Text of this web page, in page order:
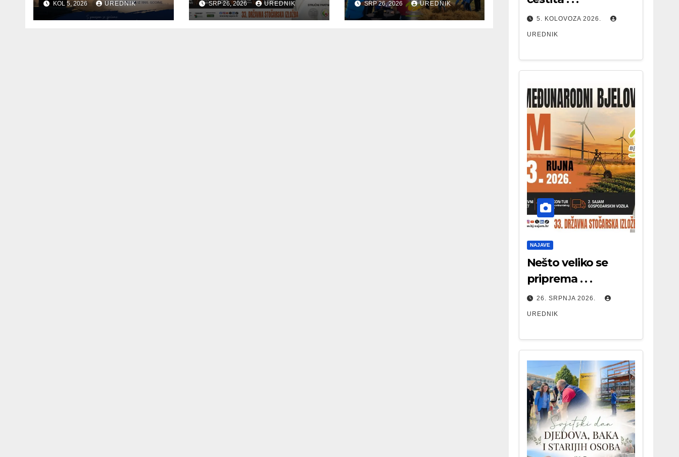
KOL 5, 2026 UREDNIK SRP 26, 2026 UREDNIK SRP 26, 2026 UREDNIK
5. KOLOVOZA 2026.
UREDNIK
NAJAVE
Nešto veliko se
priprema . . .
26. SRPNJA 2026.
UREDNIK